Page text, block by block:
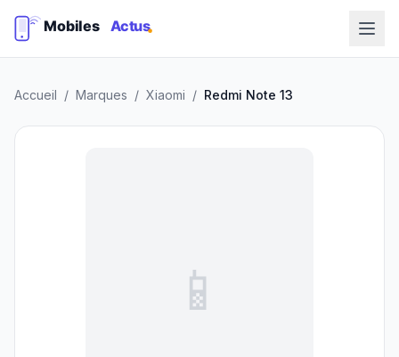
Accueil / Marques / Xiaomi / Redmi Note 13
📱